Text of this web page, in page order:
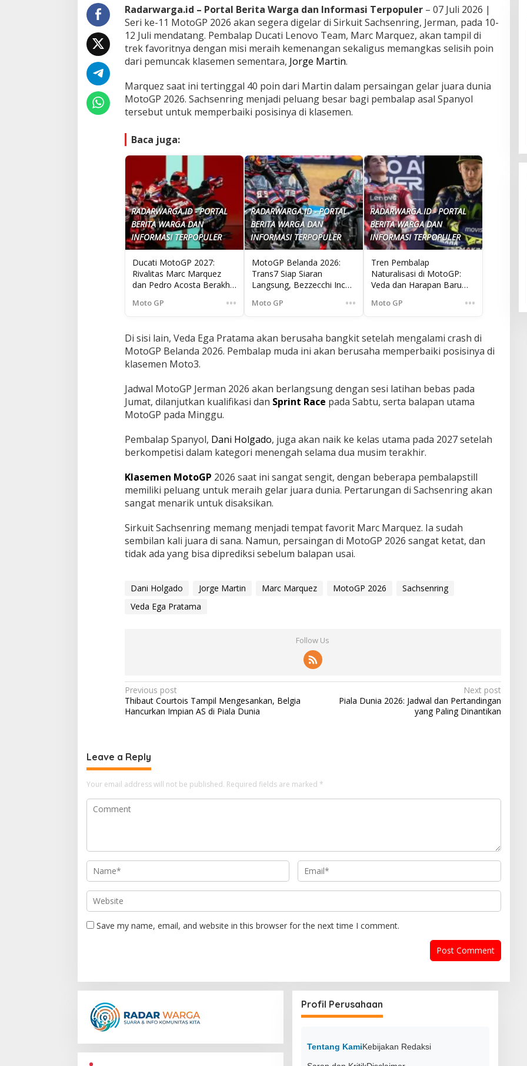
Radarwarga.id – Portal Berita Warga dan Informasi Terpopuler– 07 Juli 2026 |
Seri ke-11 MotoGP 2026 akan segera digelar di Sirkuit Sachsenring, Jerman, pada 10-
12 Juli mendatang. Pembalap Ducati Lenovo Team, Marc Marquez, akan tampil di
trek favoritnya dengan misi meraih kemenangan sekaligus memangkas selisih poin
dari pemuncak klasemen sementara, Jorge Martin.
Marquez saat ini tertinggal 40 poin dari Martin dalam persaingan gelar juara dunia
MotoGP 2026. Sachsenring menjadi peluang besar bagi pembalap asal Spanyol
tersebut untuk memperbaiki posisinya di klasemen.
Baca juga:
RADARWARGA.ID - PORTAL
BERITA WARGA DAN
INFORMASI TERPOPULER
Ducati MotoGP 2027:
Rivalitas Marc Marquez
dan Pedro Acosta Berakhir
Moto GP •••
RADARWARGA.ID - PORTAL
BERITA WARGA DAN
INFORMASI TERPOPULER
MotoGP Belanda 2026:
Trans7 Siap Siaran
Langsung, Bezzecchi Incar
Moto GP •••
RADARWARGA.ID - PORTAL
BERITA WARGA DAN
INFORMASI TERPOPULER
Tren Pembalap
Naturalisasi di MotoGP:
Veda dan Harapan Baru
& Márquez
Moto GP •••
Di sisi lain, Veda Ega Pratama akan berusaha bangkit setelah mengalami crash di
MotoGP Belanda 2026. Pembalap muda ini akan berusaha memperbaiki posisinya di
klasemen Moto3.
Jadwal MotoGP Jerman 2026 akan berlangsung dengan sesi latihan bebas pada
Jumat, dilanjutkan kualifikasi dan Sprint Race pada Sabtu, serta balapan utama
MotoGP pada Minggu.
Pembalap Spanyol, Dani Holgado, juga akan naik ke kelas utama pada 2027 setelah
berkompetisi dalam kategori menengah selama dua musim terakhir.
Klasemen MotoGP 2026 saat ini sangat sengit, dengan beberapa pembalapstill
memiliki peluang untuk meraih gelar juara dunia. Pertarungan di Sachsenring akan
sangat menarik untuk disaksikan.
Sirkuit Sachsenring memang menjadi tempat favorit Marc Marquez. Ia sudah
sembilan kali juara di sana. Namun, persaingan di MotoGP 2026 sangat ketat, dan
tidak ada yang bisa diprediksi sebelum balapan usai.
Dani Holgado Jorge Martin Marc Marquez MotoGP 2026
Sachsenring
Veda Ega Pratama
Follow Us
P
o
n
a
v
i
t
o
n
Previous post
Thibaut Courtois Tampil Mengesankan, Belgia
Hancurkan Impian AS di Piala Dunia
Next post
Piala Dunia 2026: Jadwal dan Pertandingan
yang Paling Dinantikan
Leave a Reply
Your email address will not be published. Required fields are marked *
Save my name, email, and website in this browser for the next time I comment.
Indonesia Raih Prestasi
di Olimpiade Kecerdasan
Sementara Perusahaan AI
Terbesar Dunia Menghadapi
Tantangan Besar
Profil Perusahaan
Tentang KamiKebijakan Redaksi